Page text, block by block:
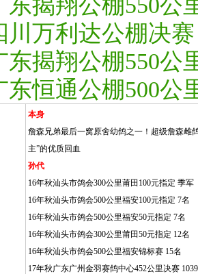
东揭翔公棚550公
川万利达公棚决赛
东揭翔公棚550公
东恒通公棚500公
本身
詹森兄弟最后一窝原舍幼鸽之一！超级詹森雌
主”的优质回血
孙代
16年秋汕头市鸽会300公里莆田100元指定 季军
16年秋汕头市鸽会500公里福安100元指定 7名
16年秋汕头市鸽会500公里福安50元指定 7名
16年秋汕头市鸽会300公里莆田50元指定 12名
16年秋汕头市鸽会500公里福安锦标赛 15名
17年秋广东广州金羽赛鸽中心452公里决赛